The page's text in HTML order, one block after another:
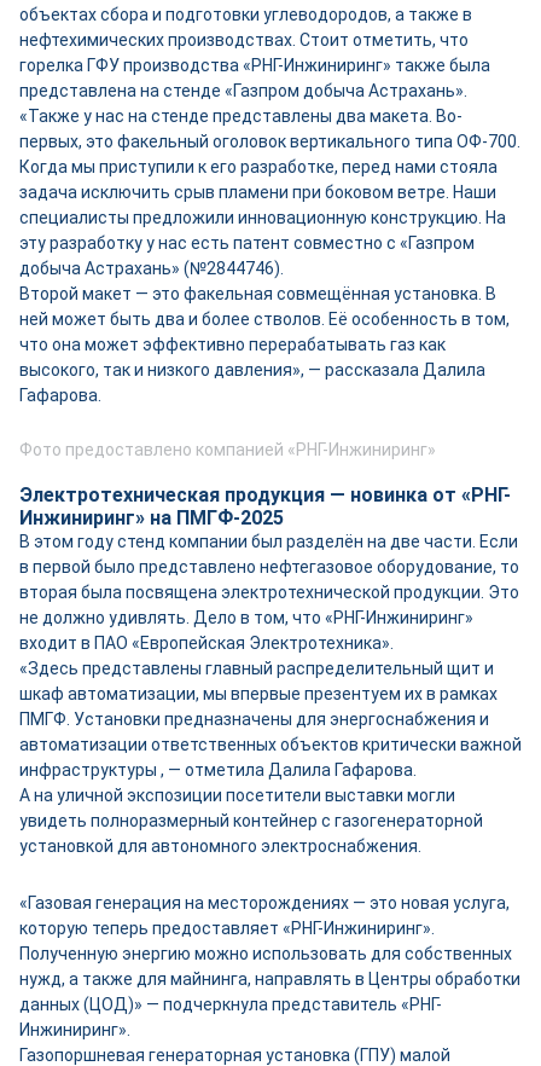
объектах сбора и подготовки углеводородов, а также в
нефтехимических производствах. Стоит отметить, что
горелка ГФУ производства «РНГ-Инжиниринг» также была
представлена на стенде «Газпром добыча Астрахань».
«Также у нас на стенде представлены два макета. Во-
первых, это факельный оголовок вертикального типа ОФ-700.
Когда мы приступили к его разработке, перед нами стояла
задача исключить срыв пламени при боковом ветре. Наши
специалисты предложили инновационную конструкцию. На
эту разработку у нас есть патент совместно с «Газпром
добыча Астрахань» (№2844746).
Второй макет — это факельная совмещённая установка. В
ней может быть два и более стволов. Её особенность в том,
что она может эффективно перерабатывать газ как
высокого, так и низкого давления», — рассказала Далила
Гафарова.
Фото предоставлено компанией «РНГ-Инжиниринг»
Электротехническая продукция — новинка от «РНГ-
Инжиниринг» на ПМГФ-2025
В этом году стенд компании был разделён на две части. Если
в первой было представлено нефтегазовое оборудование, то
вторая была посвящена электротехнической продукции. Это
не должно удивлять. Дело в том, что «РНГ-Инжиниринг»
входит в ПАО «Европейская Электротехника».
«Здесь представлены главный распределительный щит и
шкаф автоматизации, мы впервые презентуем их в рамках
ПМГФ. Установки предназначены для энергоснабжения и
автоматизации ответственных объектов критически важной
инфраструктуры , — отметила Далила Гафарова.
А на уличной экспозиции посетители выставки могли
увидеть полноразмерный контейнер с газогенераторной
установкой для автономного электроснабжения.
«Газовая генерация на месторождениях — это новая услуга,
которую теперь предоставляет «РНГ-Инжиниринг».
Полученную энергию можно использовать для собственных
нужд, а также для майнинга, направлять в Центры обработки
данных (ЦОД)» — подчеркнула представитель «РНГ-
Инжиниринг».
Газопоршневая генераторная установка (ГПУ) малой